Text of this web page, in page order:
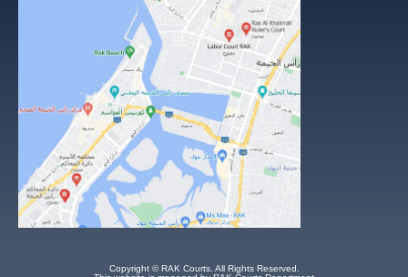
Copyright © RAK Courts. All Rights Reserved.